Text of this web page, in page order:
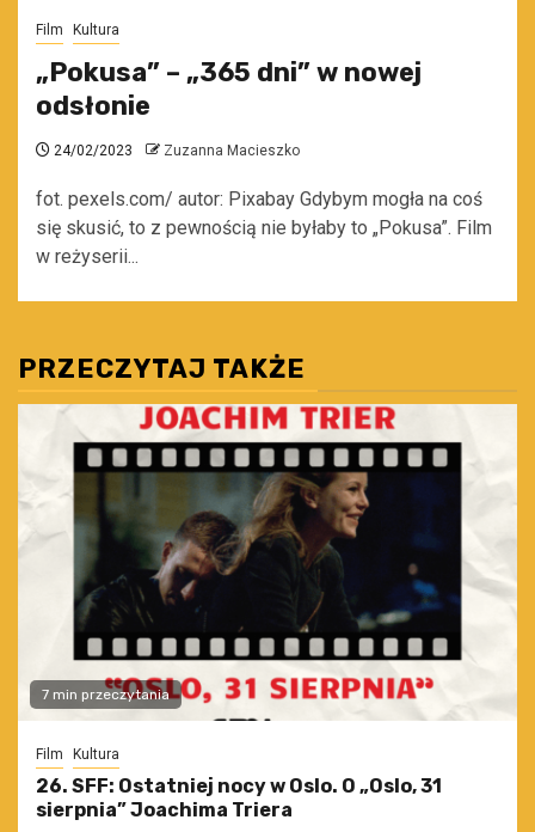
Film Kultura
„Pokusa” – „365 dni” w nowej
odsłonie
24/02/2023 Zuzanna Macieszko
fot. pexels.com/ autor: Pixabay Gdybym mogła na coś
się skusić, to z pewnością nie byłaby to „Pokusa”. Film
w reżyserii...
PRZECZYTAJ TAKŻE
7 min przeczytania
Film Kultura
26. SFF: Ostatniej nocy w Oslo. O „Oslo, 31
sierpnia” Joachima Triera